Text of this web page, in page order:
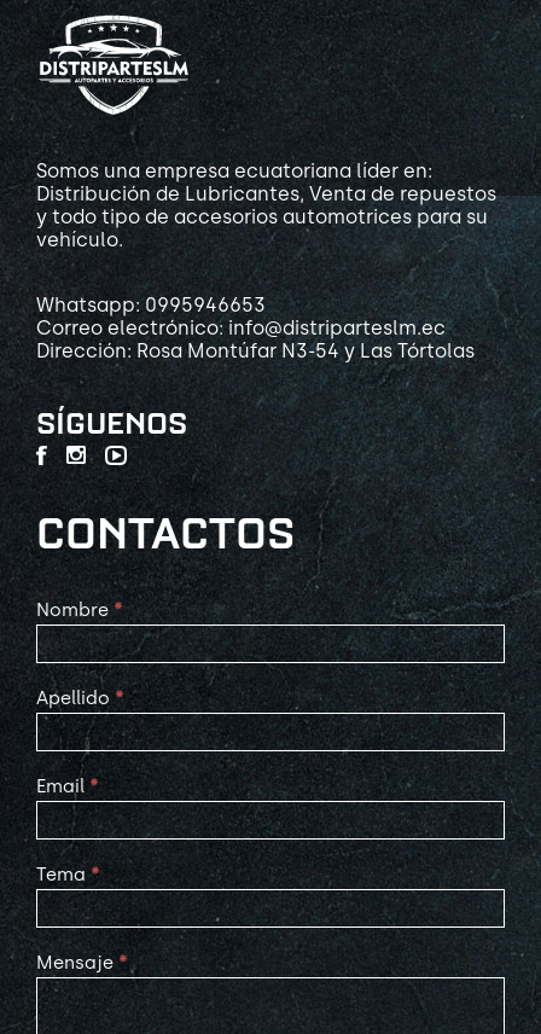
Somos una empresa ecuatoriana líder en:
Distribución de Lubricantes, Venta de repuestos
y todo tipo de accesorios automotrices para su
vehículo.
Whatsapp: 0995946653
Correo electrónico: info@distriparteslm.ec
Dirección: Rosa Montúfar N3-54 y Las Tórtolas
SÍGUENOS
CONTACTOS
Contact
Us
Nombre *
Apellido *
Email *
Tema *
Mensaje *